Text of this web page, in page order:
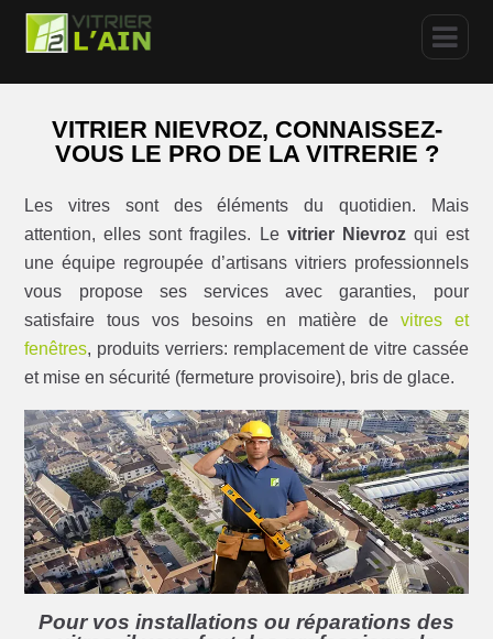
VITRIER NIEVROZ, CONNAISSEZ-
VOUS LE PRO DE LA VITRERIE ?
Les vitres sont des éléments du quotidien. Mais
attention, elles sont fragiles. Le vitrier Nievrozqui est
une équipe regroupée d’artisans vitriers professionnels
vous propose ses services avec garanties, pour
satisfaire tous vos besoins en matière de vitres et
fenêtres, produits verriers: remplacement de vitre cassée
et mise en sécurité (fermeture provisoire), bris de glace.
Pour vos installations ou réparations des